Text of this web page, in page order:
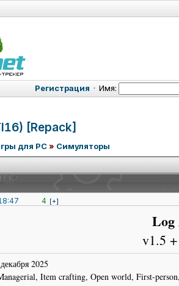
Регистрация · Имя:
[Repack]
для PC» Симуляторы
4 [+]
Log
v1.5
2025
Item crafting, Open world, First-